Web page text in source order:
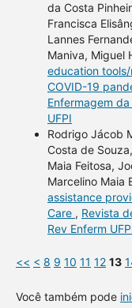
da Costa
Francisca
Lannes
Maniva, Miguel
education
COVID-19
Enfermagem
UFPI
Rodrigo Jácob
Costa de
Maia Feitosa,
Marcelino Maia
assistance
Care , Revista
Rev Enferm
<< < 8 9 10 11 12 13
Você também pode